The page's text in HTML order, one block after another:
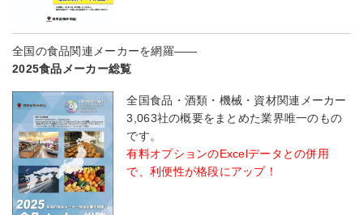
全国の食品関連メーカーを網羅――
2025食品メーカー総覧
全国食品・酒類・機械・資材関連メーカー
3,063社の概要をまとめた業界唯一のもの
です。
有料オプションのExcelデータとの併用
で、利便性が格段にアップ！